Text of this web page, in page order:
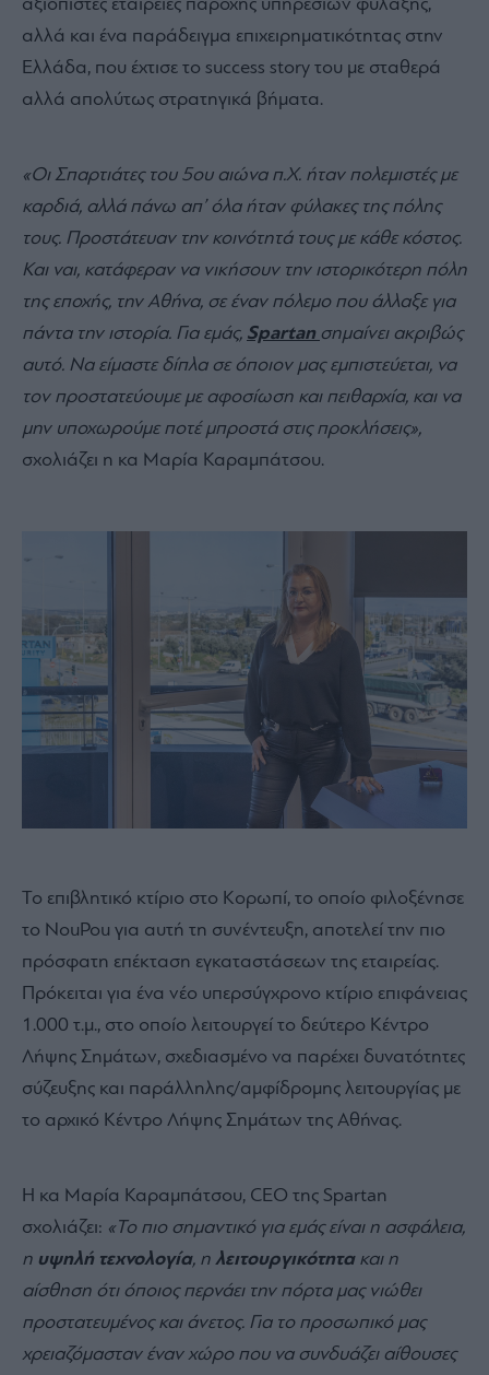
αξιόπιστες εταιρείες παροχής υπηρεσιών φύλαξης,
αλλά και ένα παράδειγμα επιχειρηματικότητας στην
Ελλάδα, που έχτισε το success story του με σταθερά
αλλά απολύτως στρατηγικά βήματα.
«Οι Σπαρτιάτες του 5ου αιώνα π.Χ. ήταν πολεμιστές με
καρδιά, αλλά πάνω απ’ όλα ήταν φύλακες της πόλης
τους. Προστάτευαν την κοινότητά τους με κάθε κόστος.
Και ναι, κατάφεραν να νικήσουν την ιστορικότερη πόλη
της εποχής, την Αθήνα, σε έναν πόλεμο που άλλαξε για
πάντα την ιστορία. Για εμάς, Spartan σημαίνει ακριβώς
αυτό. Να είμαστε δίπλα σε όποιον μας εμπιστεύεται, να
τον προστατεύουμε με αφοσίωση και πειθαρχία, και να
μην υποχωρούμε ποτέ μπροστά στις προκλήσεις»,
σχολιάζει η κα Μαρία Καραμπάτσου.
Το επιβλητικό κτίριο στο Κορωπί, το οποίο φιλοξένησε
το NouPou για αυτή τη συνέντευξη, αποτελεί την πιο
πρόσφατη επέκταση εγκαταστάσεων της εταιρείας.
Πρόκειται για ένα νέο υπερσύγχρονο κτίριο επιφάνειας
1.000 τ.μ., στο οποίο λειτουργεί το δεύτερο Κέντρο
Λήψης Σημάτων, σχεδιασμένο να παρέχει δυνατότητες
σύζευξης και παράλληλης/αμφίδρομης λειτουργίας με
το αρχικό Κέντρο Λήψης Σημάτων της Αθήνας.
Η κα Μαρία Καραμπάτσου, CEO της Spartan
σχολιάζει: «Το πιο σημαντικό για εμάς είναι η ασφάλεια,
η υψηλή τεχνολογία, η λειτουργικότητακαι η
αίσθηση ότι όποιος περνάει την πόρτα μας νιώθει
προστατευμένος και άνετος. Για το προσωπικό μας
χρειαζόμασταν έναν χώρο που να συνδυάζει αίθουσες